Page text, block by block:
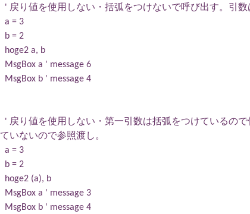
' 戻り値を使用しない・括弧をつけないで呼び出す。引数
a = 3
b = 2
hoge2 a, b
MsgBox a ' message 6
MsgBox b ' message 4
' 戻り値を使用しない・第一引数は括弧をつけているの
ていないので参照渡し。
a = 3
b = 2
hoge2 (a), b
MsgBox a ' message 3
MsgBox b ' message 4